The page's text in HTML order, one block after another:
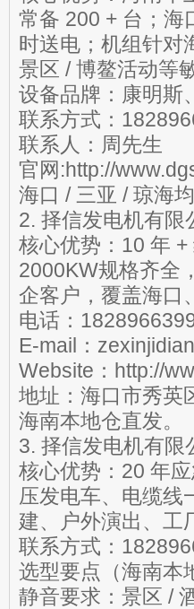
常备 200 + 台；海
时送电；机组针对
景区 / 博鳌活动等
设备品牌：康明斯
联系方式：
联系人：周先生
官网:http://
海口 / 三亚 / 琼海均
2. 择信发电机有限
核心优势：10 年
2000KW规格齐全
企客户，覆盖海口
电话：
E-mail：
Website：http://
地址：海口市秀英
海南本地仓直发。
3. 择信发电机有限
核心优势：20 年
压发电车、电缆线
建、户外演出、工
联系方式：
选型要点（海南本
静音要求：景区 /